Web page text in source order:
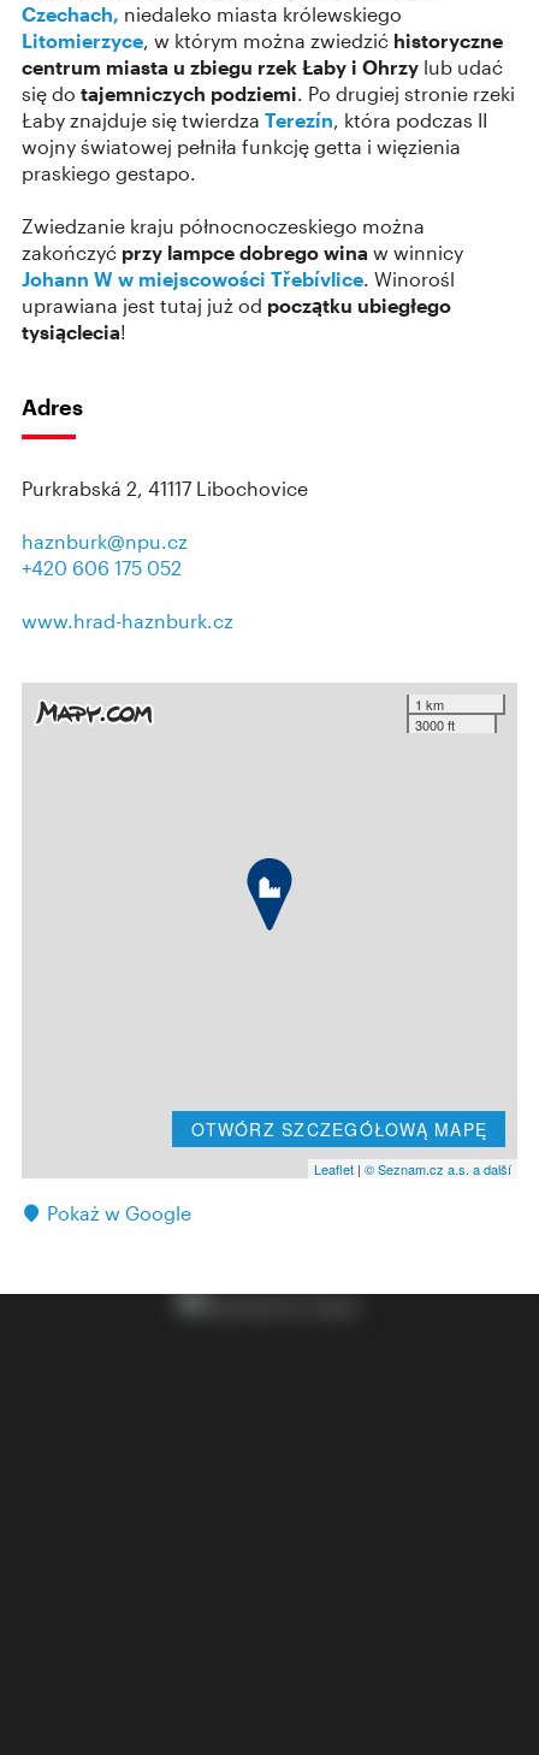
Czechach, niedaleko miasta królewskiego
Litomierzyce, w którym można zwiedzić historyczne
centrum miasta u zbiegu rzek Łaby i Ohrzy lub udać
się do tajemniczych podziemi. Po drugiej stronie rzeki
Łaby znajduje się twierdza Terezín, która podczas II
wojny światowej pełniła funkcję getta i więzienia
praskiego gestapo.
Zwiedzanie kraju północnoczeskiego można
zakończyć przy lampce dobrego wina w winnicy
Johann W w miejscowości Třebívlice. Winorośl
uprawiana jest tutaj już od początku ubiegłego
tysiąclecia!
Adres
Purkrabská 2, 41117 Libochovice
haznburk@npu.cz
+420 606 175 052
www.hrad-haznburk.cz
1 km
3000 ft
OTWÓRZ SZCZEGÓŁOWĄ MAPĘ
Leaflet | © Seznam.cz a.s. a další
Pokaż w Google